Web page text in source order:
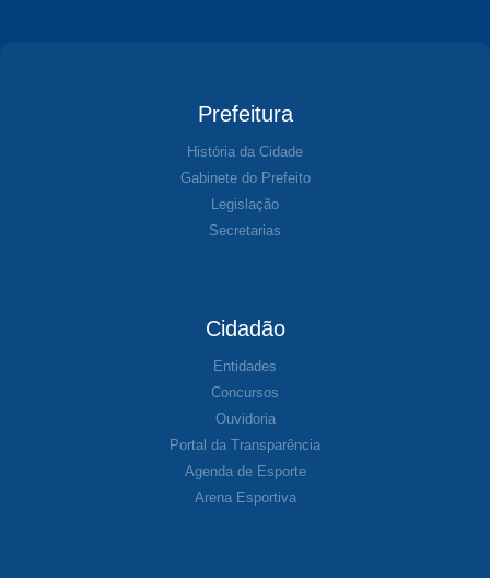
Prefeitura
História da Cidade
Gabinete do Prefeito
Legislação
Secretarias
Cidadão
Entidades
Concursos
Ouvidoria
Portal da Transparência
Agenda de Esporte
Arena Esportiva